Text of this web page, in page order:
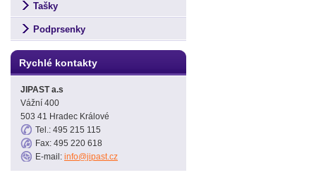
Tašky
Podprsenky
Rychlé kontakty
JIPAST a.s
Vážní 400
503 41 Hradec Králové
Tel.: 495 215 115
Fax: 495 220 618
E-mail: info@jipast.cz